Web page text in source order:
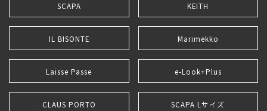
SCAPA KEITH
IL BISONTE Marimekko
Laisse Passe e-Look+Plus
CLAUS PORTO SCAPA Lサイズ